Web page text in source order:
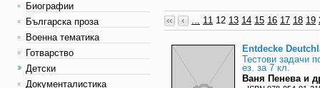
Биографии
Българска проза
Военна тематика
Готварство
Детски
Документалистика
... 11 12 13 14 15 16 17 18 19
Entdecke
Тестови задачи
ез. за 7 кл.
Ваня Пенева и